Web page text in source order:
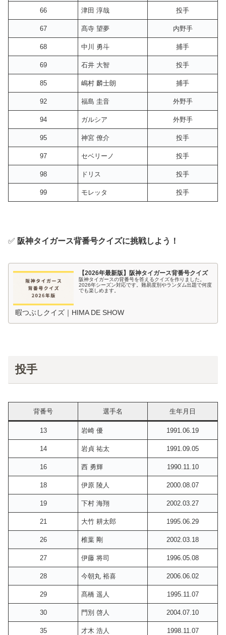
66 津田 淳哉 投手
67 髙寺 望夢 内野手
68 中川 勇斗 捕手
69 石井 大智 投手
85 嶋村 麟士朗 捕手
92 福島 圭音 外野手
94 ガルシア 外野手
95 神宮 僚介 投手
97 セベリーノ 投手
98 ドリス 投手
99 モレッタ 投手
✅ 阪神タイガース背番号クイズに挑戦しよう！
【2026年最新版】阪神タイガース背番号クイズ
阪神タイガースの背番号を答えるクイズを作りました。
2026年シーズン対応です。難易度別やランダム出題で何度
でも楽しめます。
暇つぶしクイズ｜HIMA DE SHOW
投手
背番号 選手名 生年月日
13 岩崎 優 1991.06.19
14 岩貞 祐太 1991.09.05
16 西 勇輝 1990.11.10
18 伊原 陵人 2000.08.07
19 下村 海翔 2002.03.27
21 大竹 耕太郎 1995.06.29
26 椎葉 剛 2002.03.18
27 伊藤 将司 1996.05.08
28 今朝丸 裕喜 2006.06.02
29 髙橋 遥人 1995.11.07
30 門別 啓人 2004.07.10
35 才木 浩人 1998.11.07